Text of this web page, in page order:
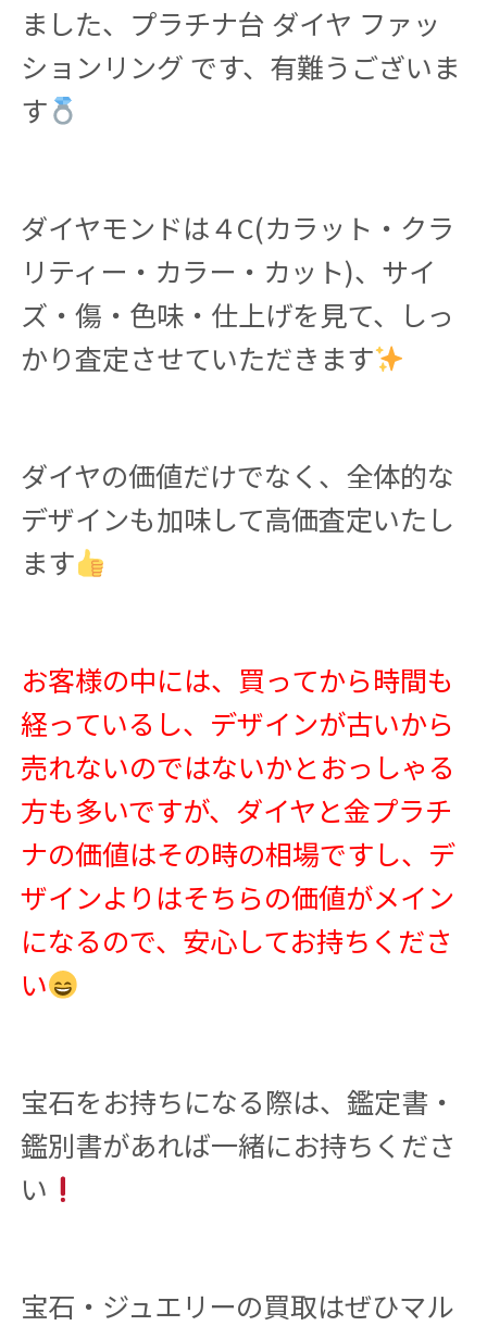
ました、プラチナ台 ダイヤ ファッ
ションリング です、有難うございま
す
ダイヤモンドは４C(カラット・クラ
リティー・カラー・カット)、サイ
ズ・傷・色味・仕上げを見て、しっ
かり査定させていただきます
ダイヤの価値だけでなく、全体的な
デザインも加味して高価査定いたし
ます
お客様の中には、買ってから時間も
経っているし、デザインが古いから
売れないのではないかとおっしゃる
方も多いですが、ダイヤと金プラチ
ナの価値はその時の相場ですし、デ
ザインよりはそちらの価値がメイン
になるので、安心してお持ちくださ
い
宝石をお持ちになる際は、鑑定書・
鑑別書があれば一緒にお持ちくださ
い
宝石・ジュエリーの買取はぜひマル